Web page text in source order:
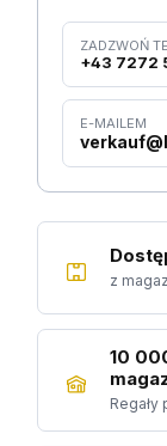
ZADZWOŃ
+43 7272
E-MAILEM
z
10